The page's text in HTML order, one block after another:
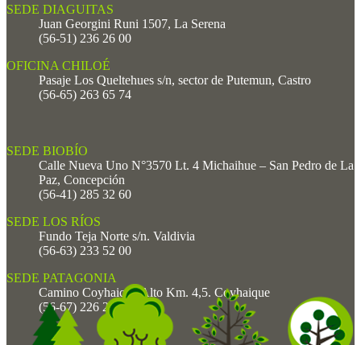
SEDE DIAGUITAS
Juan Georgini Runi 1507, La Serena
(56-51) 236 26 00
OFICINA CHILOÉ
Pasaje Los Queltehues s/n, sector de Putemun, Castro
(56-65) 263 65 74
SEDE BIOBÍO
Calle Nueva Uno N°3570 Lt. 4 Michaihue – San Pedro de La
Paz, Concepción
(56-41) 285 32 60
SEDE LOS RÍOS
Fundo Teja Norte s/n. Valdivia
(56-63) 233 52 00
SEDE PATAGONIA
Camino Coyhaique Alto Km. 4,5. Coyhaique
(56-67) 226 25 00